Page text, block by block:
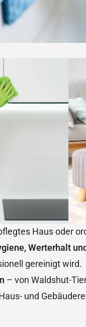
Haus oder
Werterhalt
gereinigt wird.
– von Waldshut-
und